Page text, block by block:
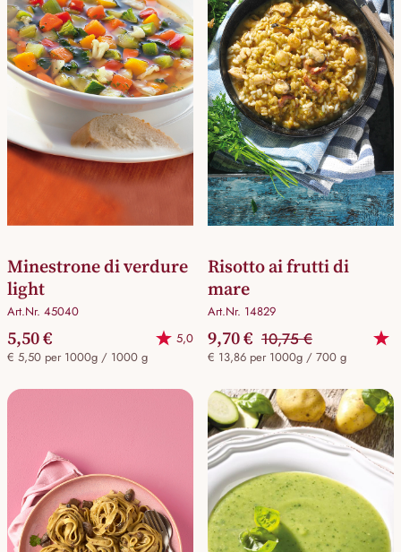
Minestrone di verdure
light
Art.Nr. 45040
5,50 €
5,0
€ 5,50 per 1000g / 1000 g
Risotto ai frutti di
mare
Art.Nr. 14829
9,70 € 10,75 €
€ 13,86 per 1000g / 700 g